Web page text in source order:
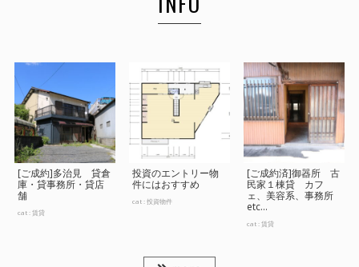
[ご成約]多治見 貸倉
庫・貸事務所・貸店
舗
cat :賃貸
投資のエントリー物
件にはおすすめ
cat :投資物件
[ご成約済]御器所 古
民家１棟貸 カフ
ェ、美容系、事務所
etc...
cat :賃貸